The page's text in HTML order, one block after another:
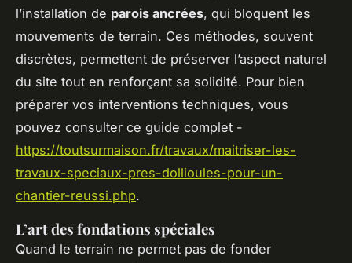
l’installation de parois ancrées, qui bloquent les
mouvements de terrain. Ces méthodes, souvent
discrètes, permettent de préserver l’aspect naturel
du site tout en renforçant sa solidité. Pour bien
préparer vos interventions techniques, vous
pouvez consulter ce guide complet -
https://toutsurmaison.fr/travaux/maitriser-les-
travaux-speciaux-pres-dollioules-pour-un-
chantier-reussi.php.
L’art des fondations spéciales
Quand le terrain ne permet pas de fonder